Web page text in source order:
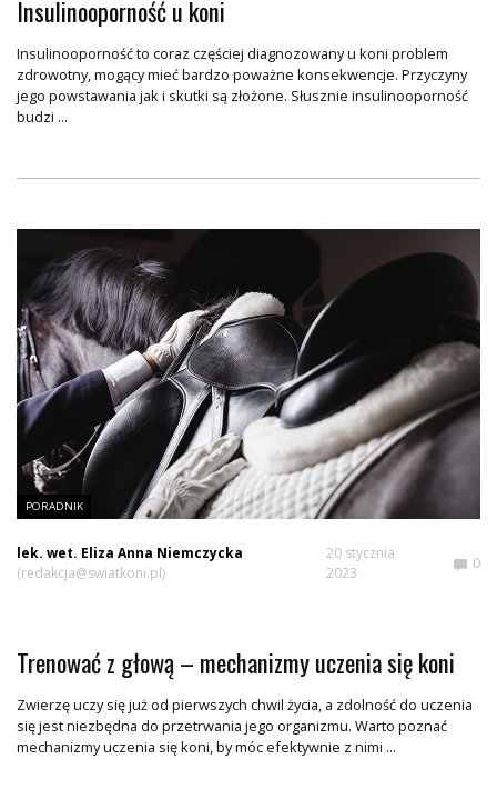
Insulinooporność u koni
Insulinooporność to coraz częściej diagnozowany u koni problem
zdrowotny, mogący mieć bardzo poważne konsekwencje. Przyczyny
jego powstawania jak i skutki są złożone. Słusznie insulinooporność
budzi ...
PORADNIK
lek. wet. Eliza Anna Niemczycka
(redakcja@swiatkoni.pl)
20 stycznia
2023
0
Trenować z głową – mechanizmy uczenia się koni
Zwierzę uczy się już od pierwszych chwil życia, a zdolność do uczenia
się jest niezbędna do przetrwania jego organizmu. Warto poznać
mechanizmy uczenia się koni, by móc efektywnie z nimi ...